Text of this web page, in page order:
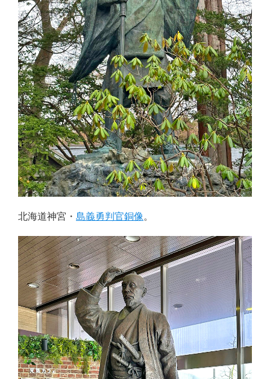
北海道神宮・ 島義勇判官銅像。